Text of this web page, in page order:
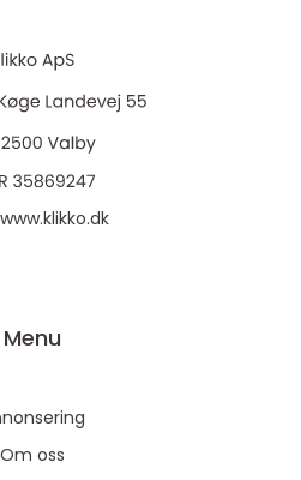
www.klikko.dk
Menu
Om oss